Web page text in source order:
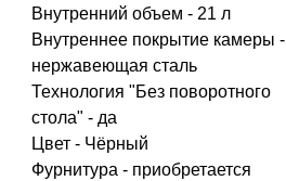
Внутренний объем - 21 л
Внутреннее покрытие камеры -
нержавеющая сталь
Технология "Без поворотного
стола" - да
Цвет - Чёрный
Фурнитура - приобретается